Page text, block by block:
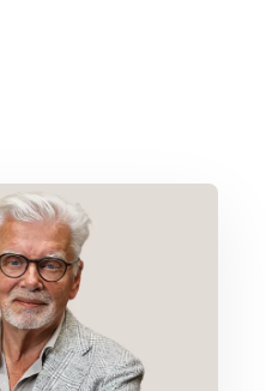
Marjan Berk